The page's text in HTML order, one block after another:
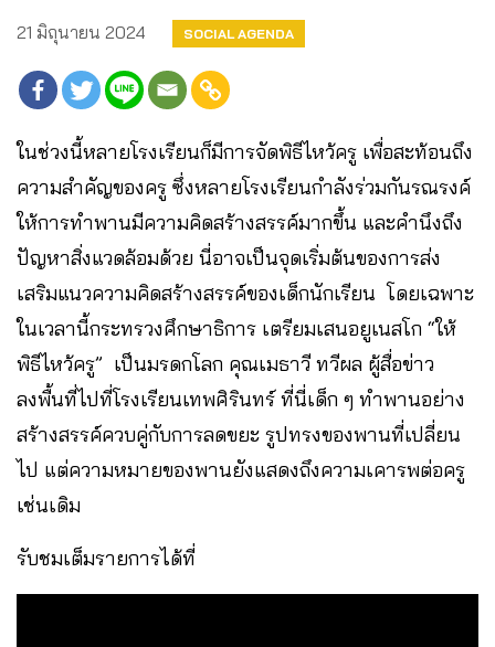
21 มิถุนายน 2024 SOCIAL AGENDA
ในช่วงนี้หลายโรงเรียนก็มีการจัดพิธีไหว้ครู เพื่อสะท้อนถึง
ความสำคัญของครู ซึ่งหลายโรงเรียนกำลังร่วมกันรณรงค์
ให้การทำพานมีความคิดสร้างสรรค์มากขึ้น และคำนึงถึง
ปัญหาสิ่งแวดล้อมด้วย นี่อาจเป็นจุดเริ่มต้นของการส่ง
เสริมแนวความคิดสร้างสรรค์ของเด็กนักเรียน โดยเฉพาะ
ในเวลานี้กระทรวงศึกษาธิการ เตรียมเสนอยูเนสโก “ให้
พิธีไหว้ครู” เป็นมรดกโลก คุณเมธาวี ทวีผล ผู้สื่อข่าว
ลงพื้นที่ไปที่โรงเรียนเทพศิรินทร์ ที่นี่เด็ก ๆ ทำพานอย่าง
สร้างสรรค์ควบคู่กับการลดขยะ รูปทรงของพานที่เปลี่ยน
ไป แต่ความหมายของพานยังแสดงถึงความเคารพต่อครู
เช่นเดิม
รับชมเต็มรายการได้ที่